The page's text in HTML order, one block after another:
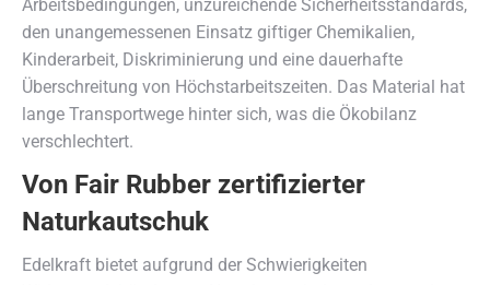
Arbeitsbedingungen, unzureichende Sicherheitsstandards,
den unangemessenen Einsatz giftiger Chemikalien,
Kinderarbeit, Diskriminierung und eine dauerhafte
Überschreitung von Höchstarbeitszeiten. Das Material hat
lange Transportwege hinter sich, was die Ökobilanz
verschlechtert.
Von Fair Rubber zertifizierter
Naturkautschuk
Edelkraft bietet aufgrund der Schwierigkeiten